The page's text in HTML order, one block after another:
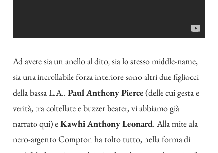
Ad avere sia un anello al dito, sia lo stesso middle-name,
sia una incrollabile forza interiore sono altri due figliocci
della bassa L.A.. Paul Anthony Pierce (delle cui gesta e
verità, tra coltellate e buzzer beater, vi abbiamo già
narratoqui) eKawhi Anthony Leonard. Alla mite ala
nero-argento Compton ha tolto tutto, nella forma di